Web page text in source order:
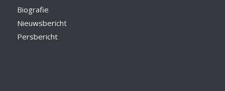
Biografie
Nieuwsbericht
Persbericht